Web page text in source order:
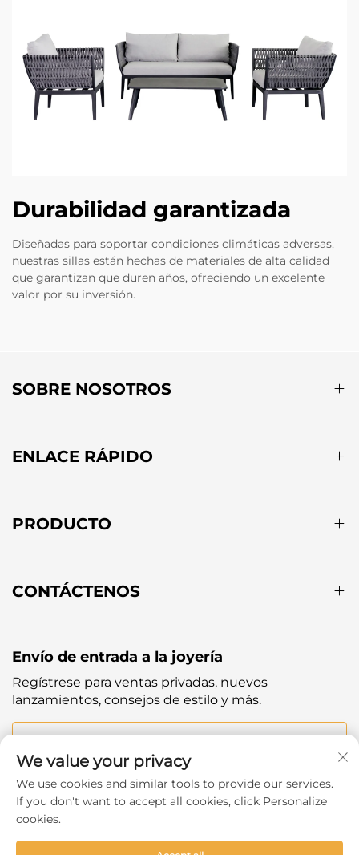
Durabilidad garantizada
Diseñadas para soportar condiciones climáticas adversas,
nuestras sillas están hechas de materiales de alta calidad
que garantizan que duren años, ofreciendo un excelente
valor por su inversión.
SOBRE NOSOTROS
ENLACE RÁPIDO
PRODUCTO
CONTÁCTENOS
Envío de entrada a la joyería
Regístrese para ventas privadas, nuevos
lanzamientos, consejos de estilo y más.
Tu correo electrónico
Subscribe
We value your privacy
We use cookies and similar tools to provide our services.
If you don't want to accept all cookies, click Personalize
cookies.